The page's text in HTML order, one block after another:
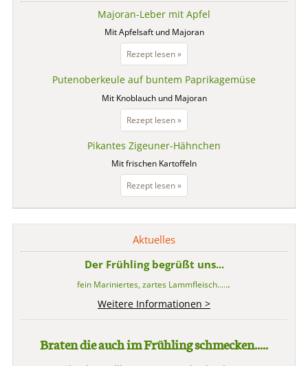
Majoran-Leber mit Apfel
Mit Apfelsaft und Majoran
Rezept lesen »Majoran-
Leber
mit
Putenoberkeule auf buntem Paprikagemüse
Mit Knoblauch und Majoran
Rezept lesen »Putenoberkeule
auf
buntem
Pikantes Zigeuner-Hähnchen
Mit frischen Kartoffeln
Rezept lesen »Pikantes
Zigeuner-
Hähnchen
Aktuelles
Der Frühling begrüßt uns...
fein Mariniertes, zartes Lammfleisch......
Weitere Informationen >
Braten die auch im Frühling schmecken.....